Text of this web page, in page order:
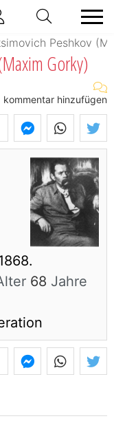
Peshkov
Gorky)
kommentar hinzufügen
68 Jahre